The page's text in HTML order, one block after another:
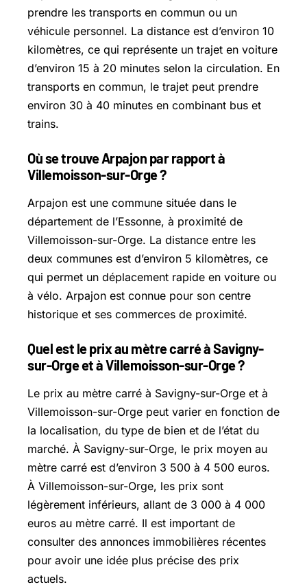
prendre les transports en commun ou un
véhicule personnel. La distance est d’environ 10
kilomètres, ce qui représente un trajet en voiture
d’environ 15 à 20 minutes selon la circulation. En
transports en commun, le trajet peut prendre
environ 30 à 40 minutes en combinant bus et
trains.
Où se trouve Arpajon par rapport à
Villemoisson-sur-Orge ?
Arpajon est une commune située dans le
département de l’Essonne, à proximité de
Villemoisson-sur-Orge. La distance entre les
deux communes est d’environ 5 kilomètres, ce
qui permet un déplacement rapide en voiture ou
à vélo. Arpajon est connue pour son centre
historique et ses commerces de proximité.
Quel est le prix au mètre carré à Savigny-
sur-Orge et à Villemoisson-sur-Orge ?
Le prix au mètre carré à Savigny-sur-Orge et à
Villemoisson-sur-Orge peut varier en fonction de
la localisation, du type de bien et de l’état du
marché. À Savigny-sur-Orge, le prix moyen au
mètre carré est d’environ 3 500 à 4 500 euros.
À Villemoisson-sur-Orge, les prix sont
légèrement inférieurs, allant de 3 000 à 4 000
euros au mètre carré. Il est important de
consulter des annonces immobilières récentes
pour avoir une idée plus précise des prix
actuels.